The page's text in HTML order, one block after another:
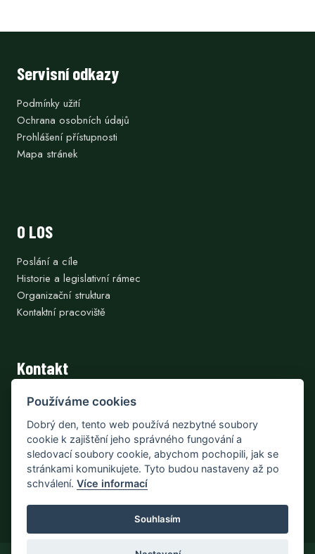
Servisní odkazy
Podmínky užití
Ochrana osobních údajů
Prohlášení přístupnosti
Mapa stránek
O LOS
Poslání a cíle
Historie a legislativní rámec
Organizační struktura
Kontaktní pracoviště
Kontakt
Adresa
Doručovací pošta
156 00 Praha 5 – Zbraslav
IČ: 00020702, DIČ: CZ00020702, plátce DPH
Telefon: +420 257 892 222
E-mail:podatelna@vulhm.cz
Používáme cookies
Dobrý den, tento web používá nezbytné soubory
cookie k zajištění jeho správného fungování a
sledovací soubory cookie, abychom pochopili, jak se
stránkami komunikujete. Tyto budou nastaveny až po
schválení.Více informací
Souhlasím